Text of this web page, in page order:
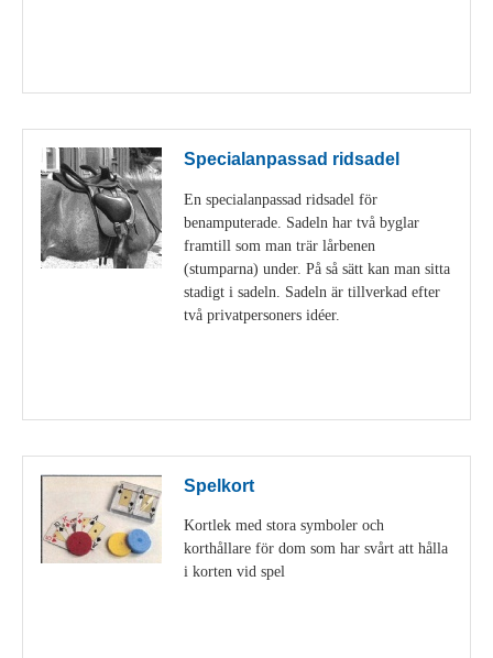
Specialanpassad ridsadel
En specialanpassad ridsadel för
benamputerade. Sadeln har två byglar
framtill som man trär lårbenen
(stumparna) under. På så sätt kan man sitta
stadigt i sadeln. Sadeln är tillverkad efter
två privatpersoners idéer.
Spelkort
Kortlek med stora symboler och
korthållare för dom som har svårt att hålla
i korten vid spel